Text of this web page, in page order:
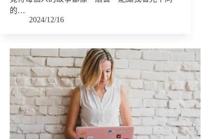
的…
2024/12/16